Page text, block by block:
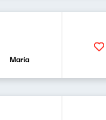
Maria Zamachowska, Olga